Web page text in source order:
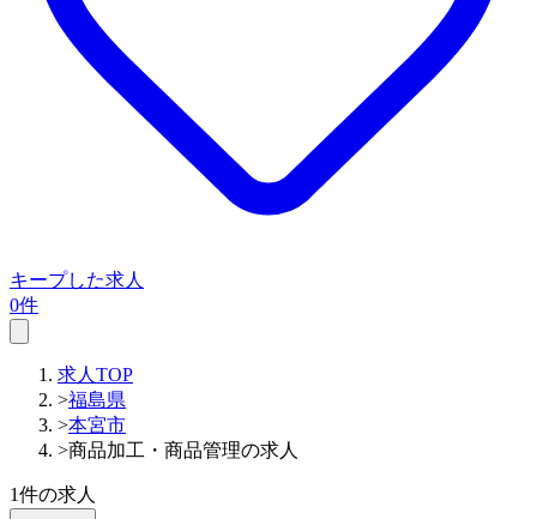
キープした求人
0件
求人TOP
>福島県
>本宮市
>商品加工・商品管理の求人
1件の求人